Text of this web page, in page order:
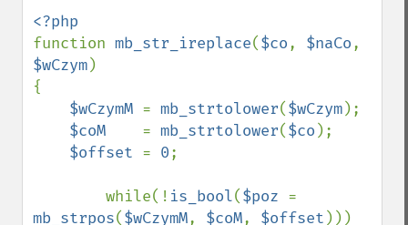
function mb_str_ireplace($co, $naCo
$wCzym)
{
$wCzymM = mb_strtolower($wCzym);
$coM = mb_strtolower($co );
$offset = 0;
        while(!
is_bool($poz
mb_strpos($wCzymM, $coM, $offset )))